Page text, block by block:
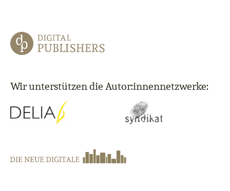
Wir unterstützen die Autor:innennetzwerke: